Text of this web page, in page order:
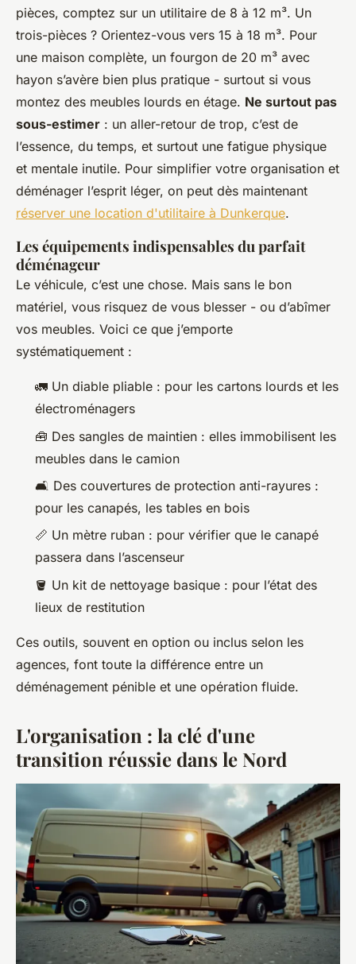
pièces, comptez sur un utilitaire de 8 à 12 m³. Un
trois-pièces ? Orientez-vous vers 15 à 18 m³. Pour
une maison complète, un fourgon de 20 m³ avec
hayon s’avère bien plus pratique - surtout si vous
montez des meubles lourds en étage. Ne surtout pas
sous-estimer : un aller-retour de trop, c’est de
l’essence, du temps, et surtout une fatigue physique
et mentale inutile. Pour simplifier votre organisation et
déménager l’esprit léger, on peut dès maintenant
réserver une location d'utilitaire à Dunkerque.
Les équipements indispensables du parfait
déménageur
Le véhicule, c’est une chose. Mais sans le bon
matériel, vous risquez de vous blesser - ou d’abîmer
vos meubles. Voici ce que j’emporte
systématiquement :
🚛 Un diable pliable : pour les cartons lourds et les
électroménagers
🧰 Des sangles de maintien : elles immobilisent les
meubles dans le camion
🛋️ Des couvertures de protection anti-rayures :
pour les canapés, les tables en bois
📏 Un mètre ruban : pour vérifier que le canapé
passera dans l’ascenseur
🪣 Un kit de nettoyage basique : pour l’état des
lieux de restitution
Ces outils, souvent en option ou inclus selon les
agences, font toute la différence entre un
déménagement pénible et une opération fluide.
L'organisation : la clé d'une
transition réussie dans le Nord